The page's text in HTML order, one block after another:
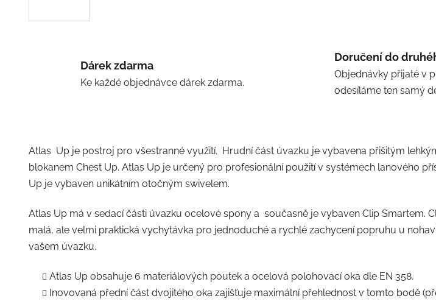
Dárek zdarma
Ke každé objednávce dárek zdarma.
Doručení do
Objednávky přijaté v
odesíláme ten samý
Atlas Up je postroj pro všestranné využití. Hrudní část úvazku je vybavena přišitým
blokanem Chest Up. Atlas Up je určený pro profesionální použití v systémech lanového
Up je vybaven unikátním otočným swivelem.
Atlas Up má v sedací části úvazku ocelové spony a současně je vybaven Clip Smartem.
malá, ale velmi praktická vychytávka pro jednoduché a rychlé zachycení popruhu u
vašem úvazku.
Atlas Up obsahuje 6 materiálových poutek a ocelová polohovací oka dle EN 358.
Inovovaná přední část dvojitého oka zajišťuje maximální přehlednost v tomto bodě